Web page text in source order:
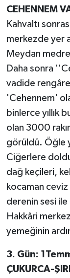
CEHENNEM
Kahvaltı
merkezde yer
Meydan
Daha sonra
vadide
'Cehennem'
binlerce yıllık
olan 3000
görüldü. Öğle
Ciğerlere
dağ keçileri,
kocaman ceviz
derenin sesi ile
Hakkâri
yemeğinin
3. Gün:
ÇUKURCA-